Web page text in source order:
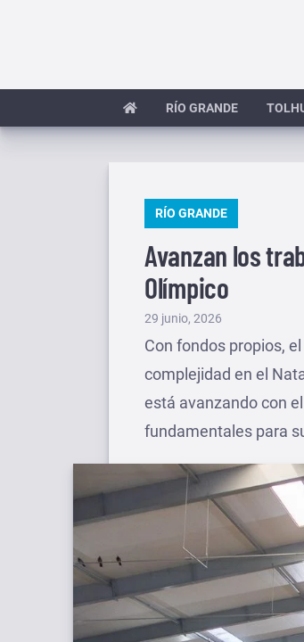
RÍO GRANDE
PUBLICADO
RÍO GRANDE
Avanzan los
Olímpico
Publicado
el
29 junio, 2026
Con fondos propios,
complejidad en el
está avanzando con
fundamentales para